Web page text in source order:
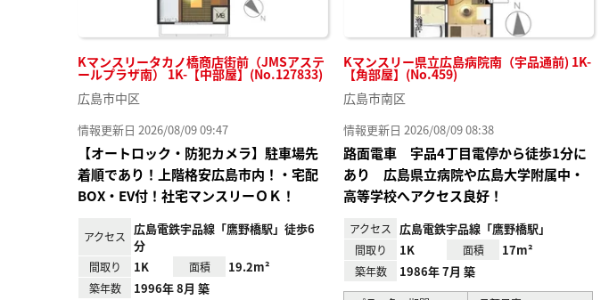
Kマンスリータカノ橋商店街前（JMSアステ
ールプラザ南） 1K-【中部屋】(No.127833)
広島市中区
情報更新日 2026/08/09 09:47
【オートロック・防犯カメラ】駐車場先
着順であり！上階格安広島市内！・宅配
BOX・EV付！社宅マンスリーＯＫ！
アクセス
広島電鉄宇品線「鷹野橋駅」徒歩6
分
間取り 1K 面積 19.2m²
築年数 1996年 8月 築
Kマンスリー県立広島病院南（宇品通前) 1K-
【角部屋】(No.459)
広島市南区
情報更新日 2026/08/09 08:38
路面電車 宇品4丁目電停から徒歩1分に
あり 広島県立病院や広島大学附属中・
高等学校へアクセス良好！
アクセス 広島電鉄宇品線「鷹野橋駅」
間取り 1K 面積 17m²
築年数 1986年 7月 築